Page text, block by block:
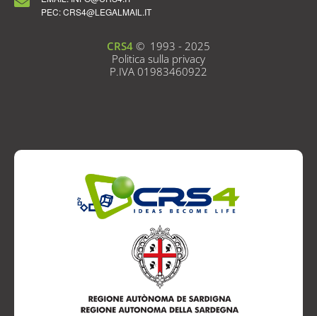
PEC: CRS4@LEGALMAIL.IT
CRS4 © 1993 - 2025
Politica sulla privacy
P.IVA 01983460922